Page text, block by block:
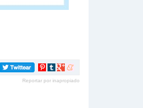
Compartir
Pinterest
Compartir
tumblr
Compartir
Google+
Compartir
meneame
Reportar por inapropiado